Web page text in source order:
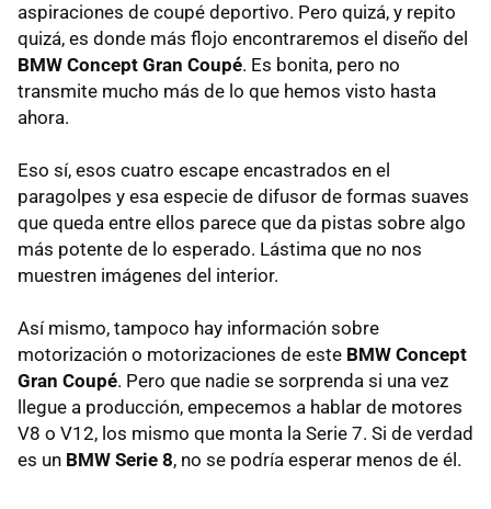
aspiraciones de coupé deportivo. Pero quizá, y repito
quizá, es donde más flojo encontraremos el diseño del
BMW Concept Gran Coupé. Es bonita, pero no
transmite mucho más de lo que hemos visto hasta
ahora.
Eso sí, esos cuatro escape encastrados en el
paragolpes y esa especie de difusor de formas suaves
que queda entre ellos parece que da pistas sobre algo
más potente de lo esperado. Lástima que no nos
muestren imágenes del interior.
Así mismo, tampoco hay información sobre
motorización o motorizaciones de este BMW Concept
Gran Coupé. Pero que nadie se sorprenda si una vez
llegue a producción, empecemos a hablar de motores
V8 o V12, los mismo que monta la Serie 7. Si de verdad
es un BMW Serie 8, no se podría esperar menos de él.